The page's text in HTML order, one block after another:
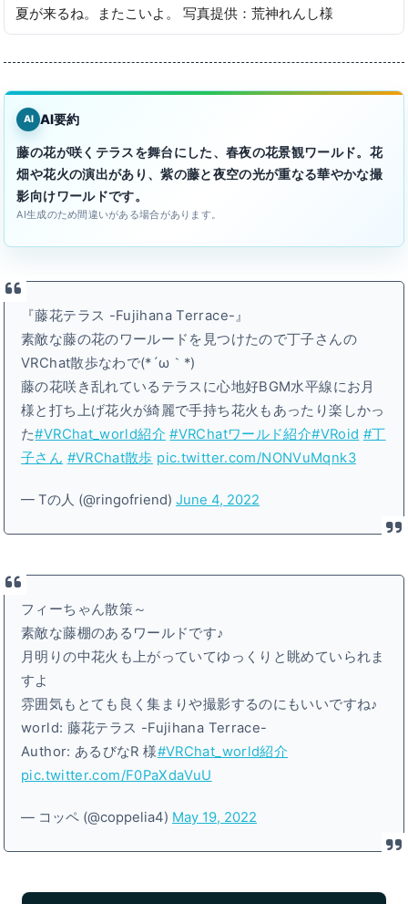
夏が来るね。またこいよ。 写真提供：荒神れんし様
AI AI要約
藤の花が咲くテラスを舞台にした、春夜の花景観ワールド。花
畑や花火の演出があり、紫の藤と夜空の光が重なる華やかな撮
影向けワールドです。
AI生成のため間違いがある場合があります。
『藤花テラス -Fujihana Terrace-』
素敵な藤の花のワールードを見つけたので丁子さんの
VRChat散歩なわで(*´ω｀*)
藤の花咲き乱れているテラスに心地好BGM水平線にお月
様と打ち上げ花火が綺麗で手持ち花火もあったり楽しかっ
た#VRChat_world紹介 #VRChatワールド紹介#VRoid #丁
子さん #VRChat散歩 pic.twitter.com/NONVuMqnk3
— Tの人 (@ringofriend)June 4, 2022
フィーちゃん散策～
素敵な藤棚のあるワールドです♪
月明りの中花火も上がっていてゆっくりと眺めていられま
すよ
雰囲気もとても良く集まりや撮影するのにもいいですね♪
world: 藤花テラス -Fujihana Terrace-
Author: あるびなR 様#VRChat_world紹介
pic.twitter.com/F0PaXdaVuU
— コッペ (@coppelia4) May 19, 2022